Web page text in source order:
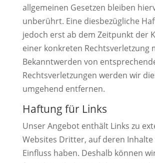
allgemeinen Gesetzen bleiben
unberührt. Eine diesbezügliche
jedoch erst ab dem Zeitpunkt der
einer konkreten Rechtsverletzung
Bekanntwerden von
Rechtsverletzungen werden wir
umgehend entfernen.
Haftung für Links
Unser Angebot enthält Links zu
Websites Dritter, auf deren Inhalte
Einfluss haben. Deshalb können